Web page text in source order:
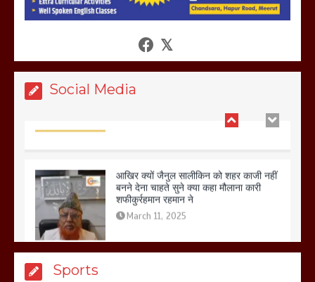
Social Media
होलिका रखने पर लात मार कर होलिका को किया
गलोच ,कहा अगर रखी गई होली तो होगा खून
March 11, 2025
Sports